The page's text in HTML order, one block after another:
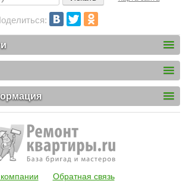
Обратная связь